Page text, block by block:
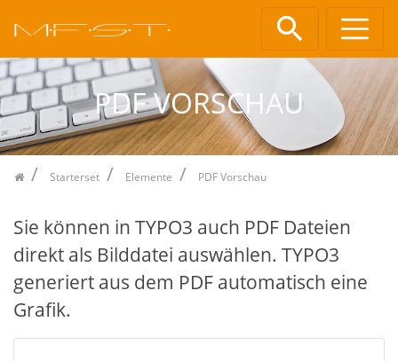
Zum Inhalt springen
PDF VORSCHAU
Starterset Elemente PDF Vorschau
Sie können in TYPO3 auch PDF Dateien
direkt als Bilddatei auswählen. TYPO3
generiert aus dem PDF automatisch eine
Grafik.